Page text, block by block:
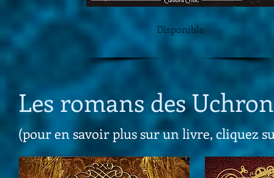
Disponible
Les romans des
(pour en savoir plus sur un livre, cliquez